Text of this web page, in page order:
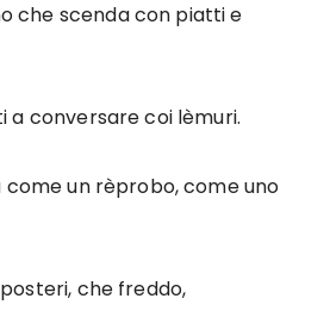
che scenda con piatti e
a conversare coi lèmuri.
come un rèprobo, come uno
che freddo,